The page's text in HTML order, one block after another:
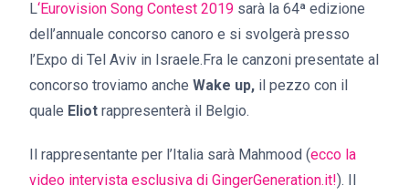
L‘Eurovision Song Contest 2019 sarà la 64ª edizione
dell’annuale concorso canoro e si svolgerà presso
l’Expo di Tel Aviv in Israele.Fra le canzoni presentate al
concorso troviamo anche Wake up, il pezzo con il
quale Eliot rappresenterà il Belgio.
Il rappresentante per l’Italia sarà Mahmood (ecco la
video intervista esclusiva di GingerGeneration.it!). Il